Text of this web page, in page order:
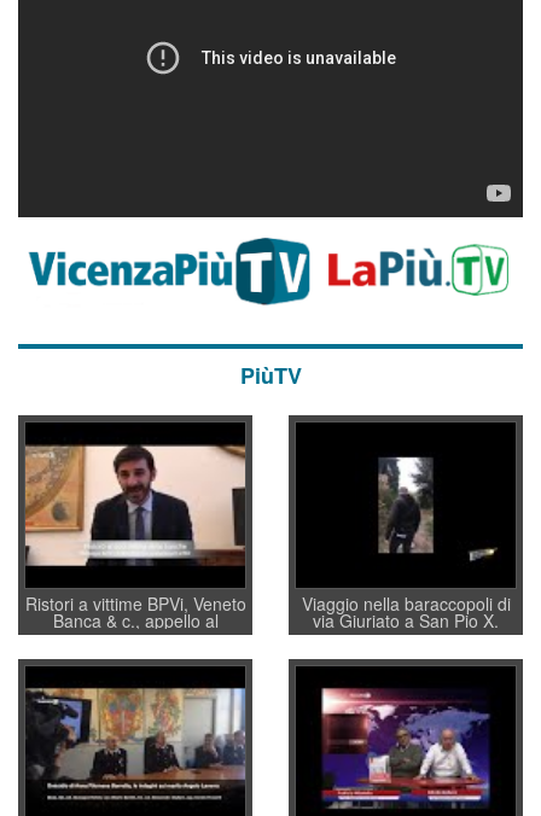
PiùTV
Ristori a vittime BPVi, Veneto
Banca & c., appello al
sottosegretario Alessio
Villarosa: per mettere ordine
convochi con Di Maio CNCU
a supporto della cabina di
regia al Mef
Viaggio nella baraccopoli di
via Giuriato a San Pio X.
Vicenza ai Vicentini: “faremo
un regalo di Natale ai
residenti”